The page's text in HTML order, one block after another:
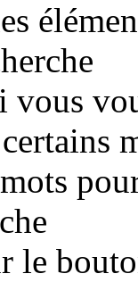
vous
le